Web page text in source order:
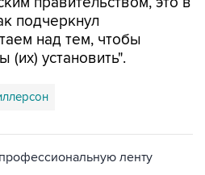
подчеркнул
над тем, чтобы
(их) установить".
ленту